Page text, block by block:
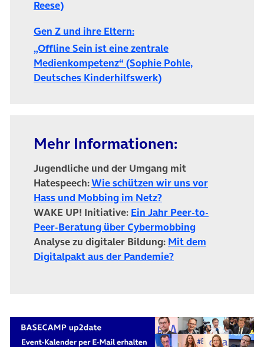
Reese)
Gen Z und ihre Eltern:
„Offline Sein ist eine zentrale
Medienkompetenz“ (Sophie Pohle,
Deutsches Kinderhilfswerk)(öffnet in neuem Tab)
Mehr Informationen:
Jugendliche und der Umgang mit
Hatespeech:Wie schützen wir uns vor
Hass und Mobbing im Netz?
WAKE UP! Initiative: Ein Jahr Peer-to-
Peer-Beratung über Cybermobbing
Analyse zu digitaler Bildung: Mit dem
Digitalpakt aus der Pandemie?